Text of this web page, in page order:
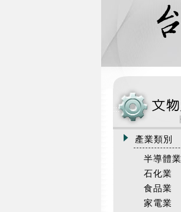
:::
產業類別
半導體業
石化業
食品業
家電業